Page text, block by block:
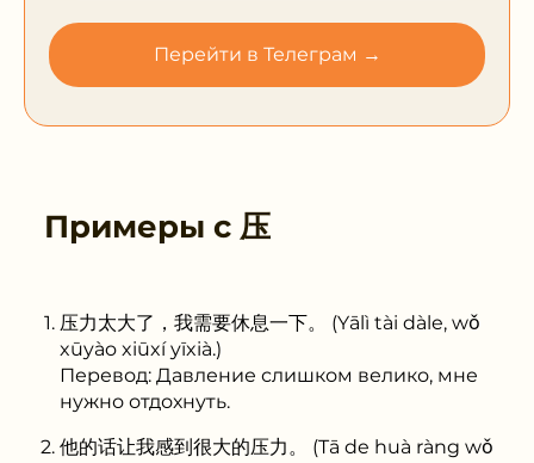
Перейти в Телеграм →
Примеры с 压
压力太大了，我需要休息一下。 (Yālì tài dàle, wǒ
xūyào xiūxí yīxià.)
Перевод: Давление слишком велико, мне
нужно отдохнуть.
他的话让我感到很大的压力。 (Tā de huà ràng wǒ